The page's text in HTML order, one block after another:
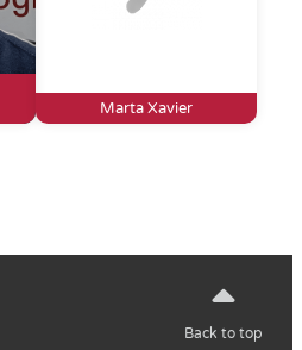
Marta Xavier
Back to top